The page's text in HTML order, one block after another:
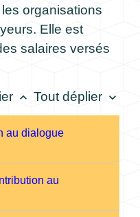
organisations
Elle est
salaires versés
keyboard_arrow_up Tout déplier keyboard_arrow_down
au dialogue
au